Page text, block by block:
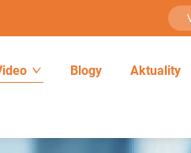
Blogy Aktuality